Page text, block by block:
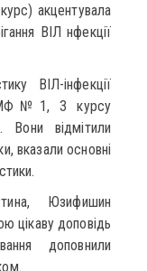
акцентувала
ВІЛ нфекції
ВІЛ-інфекції
МФ№1, 3 курсу
Вони відмітили
вказали основні
Юзифишин
цікаву доповідь
доповнили